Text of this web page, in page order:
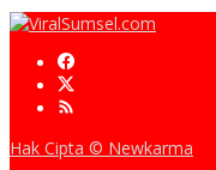
Hak Cipta © Newkarma